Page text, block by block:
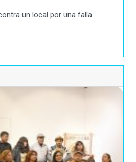
un local por una falla